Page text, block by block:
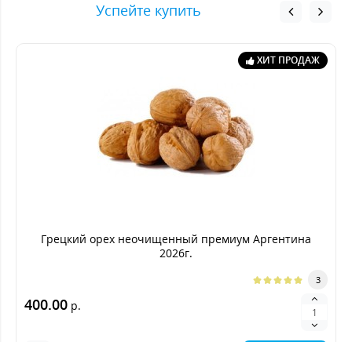
Успейте купить
ХИТ ПРОДАЖ
Грецкий орех неочищенный премиум Аргентина
2026г.
3
400.00 р.